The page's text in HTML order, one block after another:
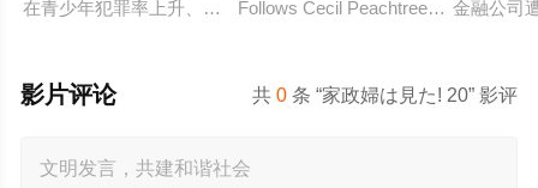
在青少年犯罪率上升、价值观逐渐消退的当下，社会不得不面
Follows Cecil Peachtree, a 金融公司
共0 条 “家政婦は見た! 20” 影评
影片评论